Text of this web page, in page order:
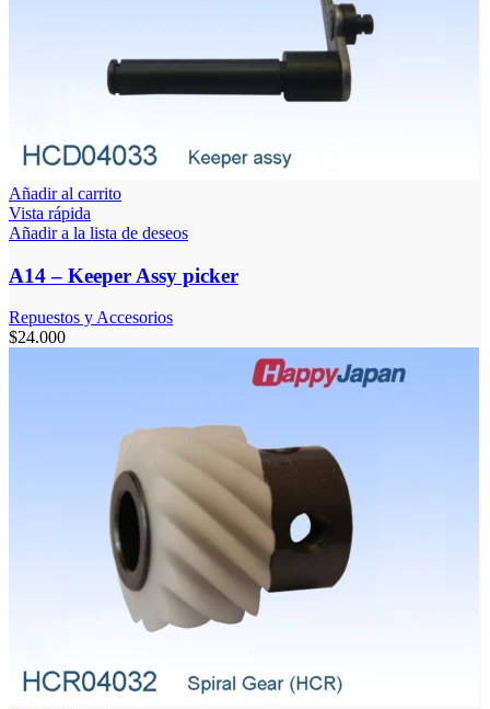
Añadir al carrito
Vista rápida
Añadir a la lista de deseos
A14 – Keeper Assy picker
Repuestos y Accesorios
$24.000